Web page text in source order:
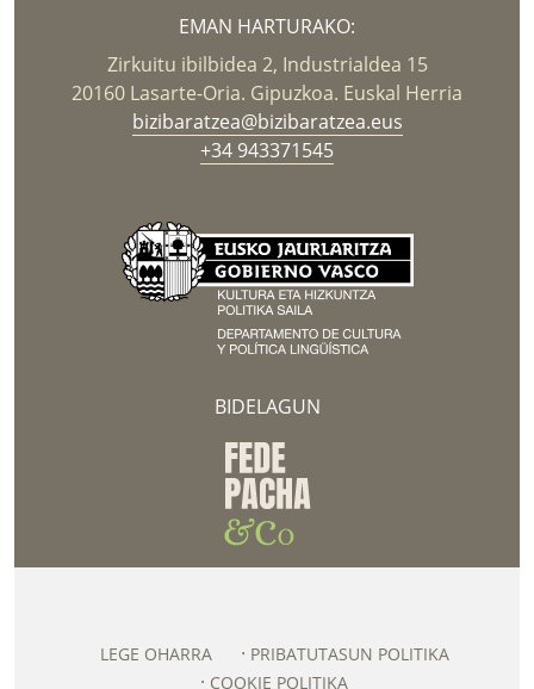
EMAN HARTURAKO:
Zirkuitu ibilbidea 2, Industrialdea 15
20160 Lasarte-Oria. Gipuzkoa. Euskal Herria
bizibaratzea@bizibaratzea.eus
+34 943371545
BIDELAGUN
LEGE OHARRA
PRIBATUTASUN POLITIKA
COOKIE POLITIKA